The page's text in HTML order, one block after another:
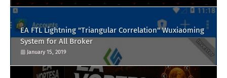
EA FTL Lightning "Triangular Correlation" Wuxiaoming
System for All Broker
January 15, 2019